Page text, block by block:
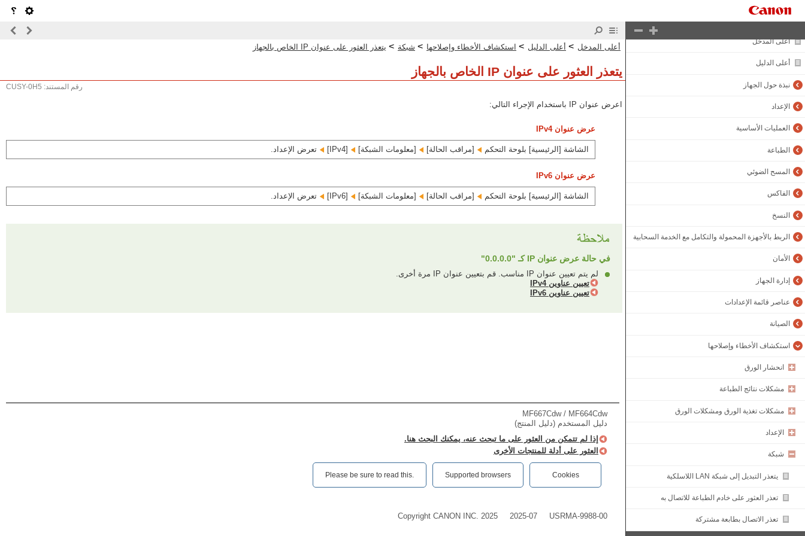
أعلى المدخل
أعلى الدليل
نبذة حول الجهاز
الإعداد
العمليات الأساسية
الطباعة
المسح الضوئي
الفاكس
النسخ
الربط بالأجهزة المحمولة والتكامل مع الخدمة السحابية
الأمان
إدارة الجهاز
عناصر قائمة الإعدادات
الصيانة
استكشاف الأخطاء وإصلاحها
انحشار الورق
مشكلات نتائج الطباعة
مشكلات تغذية الورق ومشكلات الورق
الإعداد
شبكة
يتعذر التبديل إلى شبكة LAN اللاسلكية
تعذر العثور على خادم الطباعة للاتصال به
تعذر الاتصال بطابعة مشتركة
أعلى المدخل > أعلى الدليل > استكشاف الأخطاء وإصلاحها > شبكة > يتعذر العثور على عنوان IP الخاص بالجهاز
يتعذر العثور على عنوان IP الخاص بالجهاز
رقم المستند: CUSY-0H5
اعرض عنوان IP باستخدام الإجراء التالي:
عرض عنوان IPv4
الشاشة [الرئيسية] بلوحة التحكم [مراقب الحالة]‏ [معلومات الشبكة]‏ [IPv4]‏ تعرض الإعداد.
عرض عنوان IPv6
الشاشة [الرئيسية] بلوحة التحكم [مراقب الحالة]‏ [معلومات الشبكة]‏ [IPv6]‏ تعرض الإعداد.
في حالة عرض عنوان IP كـ "0.0.0.0"
لم يتم تعيين عنوان IP مناسب. قم بتعيين عنوان IP مرة أخرى.
تعيين عناوين IPv4
تعيين عناوين IPv6
MF667Cdw / MF664Cdw
دليل المستخدم (دليل المنتج)
إذا لم تتمكن من العثور على ما تبحث عنه، يمكنك البحث هنا.
العثور على أدلة للمنتجات الأخرى
Please be sure to read this.‎ Supported browsers Cookies
USRMA-9988-00
2025-07
Copyright CANON INC. 2025